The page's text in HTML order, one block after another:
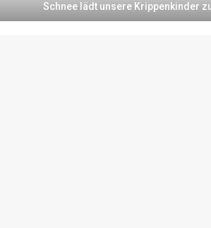
Schnee lädt unsere Krippenkinder